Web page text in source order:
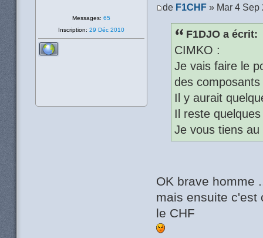
de F1CHF » Mar 4 Sep
F1DJO a écrit:
CIMKO :
Je vais faire le
des
Il y aurait
Il reste
Je vous tiens
OK brave homme
mais ensuite c'est
le CHF
Messages: 65
Inscription: 29 Déc 2010